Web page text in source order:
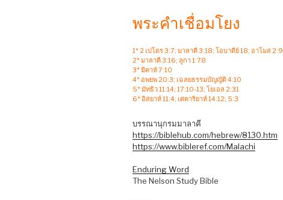
พระคำเชื่อมโยง
1* 2 เปโตร 3:7; มาลาคี 3:18; โอบาดีย์ 18; อาโมส 2:9
2* มาลาคี 3:16; ลูกา 1:78
3* มีคาห์ 7:10
4* อพยพ 20:3; เฉลยธรรมบัญญัติ 4:10
5* มัทธิว 11:14; 17:10-13; โยเอล 2:31
6* อิสยาห์ 11:4; เศคาริยาห์ 14:12; 5:3
บรรณานุกรมมาลาคี
https://biblehub.com/hebrew/8130.htm
https://www.bibleref.com/Malachi
Enduring Word
The Nelson Study Bible